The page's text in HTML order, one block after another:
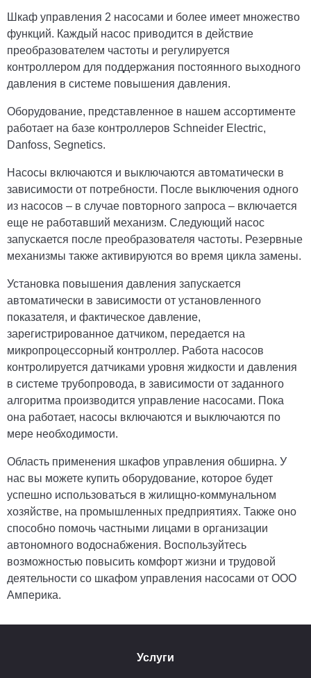
Шкаф управления 2 насосами и более имеет множество
функций. Каждый насос приводится в действие
преобразователем частоты и регулируется
контроллером для поддержания постоянного выходного
давления в системе повышения давления.
Оборудование, представленное в нашем ассортименте
работает на базе контроллеров Schneider Electric,
Danfoss, Segnetics.
Насосы включаются и выключаются автоматически в
зависимости от потребности. После выключения одного
из насосов – в случае повторного запроса – включается
еще не работавший механизм. Следующий насос
запускается после преобразователя частоты. Резервные
механизмы также активируются во время цикла замены.
Установка повышения давления запускается
автоматически в зависимости от установленного
показателя, и фактическое давление,
зарегистрированное датчиком, передается на
микропроцессорный контроллер. Работа насосов
контролируется датчиками уровня жидкости и давления
в системе трубопровода, в зависимости от заданного
алгоритма производится управление насосами. Пока
она работает, насосы включаются и выключаются по
мере необходимости.
Область применения шкафов управления обширна. У
нас вы можете купить оборудование, которое будет
успешно использоваться в жилищно-коммунальном
хозяйстве, на промышленных предприятиях. Также оно
способно помочь частными лицами в организации
автономного водоснабжения. Воспользуйтесь
возможностью повысить комфорт жизни и трудовой
деятельности со шкафом управления насосами от ООО
Амперика.
Услуги